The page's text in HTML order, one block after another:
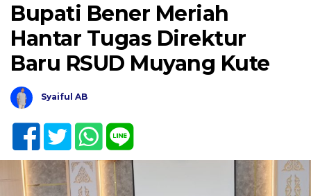
Bupati Bener Meriah
Hantar Tugas Direktur
Baru RSUD Muyang Kute
Syaiful AB